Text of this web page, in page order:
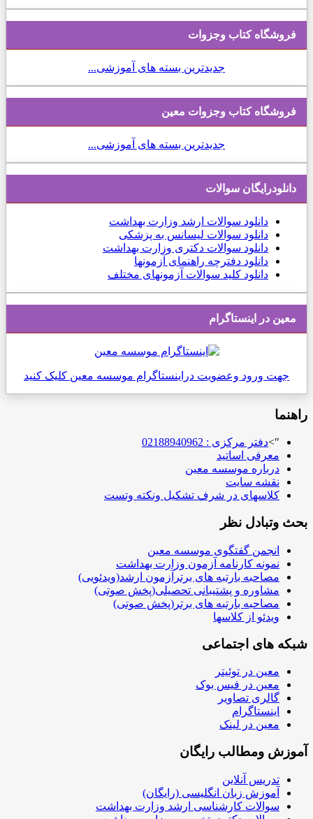
فروشگاه کتاب وجزوات
جدیدترین بسته های آموزشی...
فروشگاه کتاب وجزوات معین
جدیدترین بسته های آموزشی...
دانلودرایگان سوالات
دانلود سوالات ارشد وزارت بهداشت
دانلود سوالات لیسانس به پزشکی
دانلود سوالات دکتری وزارت بهداشت
دانلود دفترچه راهنمای آزمونها
دانلود کلید سوالات آزمونهای مختلف
معین در اینستاگرام
جهت ورود وعضویت دراینستاگرام موسسه معین کلیک کنید
راهنما
">دفتر مرکزی : 02188940962
معرفی اساتید
درباره موسسه معین
نقشه سایت
کلاسهای در شرف تشکیل ونکته وتست
بحث وتبادل نظر
انجمن گفتگوی موسسه معین
نمونه کارنامه آزمون وزارت بهداشت
مصاحبه بارتبه های برترآزمون ارشد(ویدئویی)
مشاوره و پشتیبانی تحصیلی(پخش صوتی)
مصاحبه بارتبه های برتر(پخش صوتی)
ویدئو از کلاسها
شبکه های اجتماعی
معین در توئیتر
معین در فیس بوک
گالری تصاویر
اینستاگرام
معین در لینک
آموزش ومطالب رایگان
تدریس آنلاین
آموزش زبان انگلیسی (رایگان)
سوالات کارشناسی ارشد وزارت بهداشت